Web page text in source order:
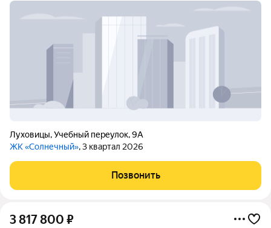
Луховицы,Учебный переулок,9А
ЖК «Солнечный», 3 квартал 2026
Позвонить
3 817 800 ₽